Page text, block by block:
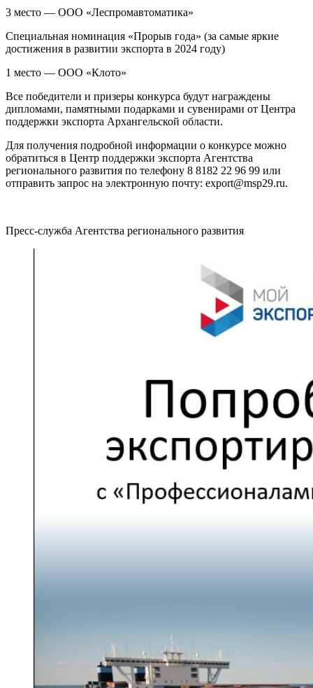
3 место — ООО «Леспромавтоматика»
Специальная номинация «Прорыв года» (за самые яркие
достижения в развитии экспорта в 2024 году)
1 место — ООО «Клото»
Все победители и призеры конкурса будут награждены
дипломами, памятными подарками и сувенирами от Центра
поддержки экспорта Архангельской области.
Для получения подробной информации о конкурсе можно
обратиться в Центр поддержки экспорта Агентства
регионального развития по телефону 8 8182 22 96 99 или
отправить запрос на электронную почту: export@msp29.ru.
Пресс-служба Агентства регионального развития